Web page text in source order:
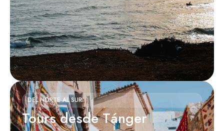
DEL NORTE AL SUR
Tours desde Tánger